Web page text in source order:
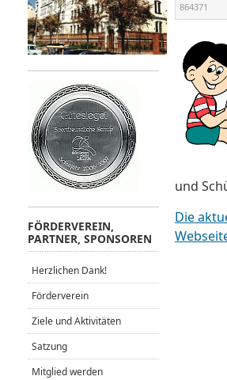
864371
und
Die
FÖRDERVEREIN,
PARTNER, SPONSOREN
Herzlichen Dank!
Förderverein
Ziele und Aktivitäten
Satzung
Mitglied werden